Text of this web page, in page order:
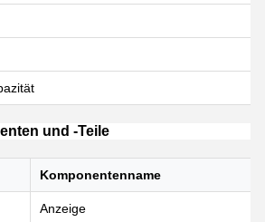
und -Teile
Komponentenname
Anzeige